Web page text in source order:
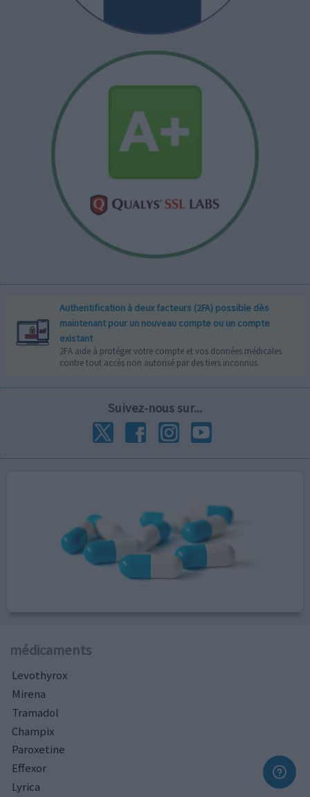
Authentification à deux facteurs (2FA) possible dès
maintenant pour un nouveau compte ou un compte
existant
2FA aide à protéger votre compte et vos données médicales
contre tout accès non autorisé par des tiers inconnus.
Suivez-nous sur...
médicaments
Levothyrox
Mirena
Tramadol
Champix
Paroxetine
Effexor
Lyrica